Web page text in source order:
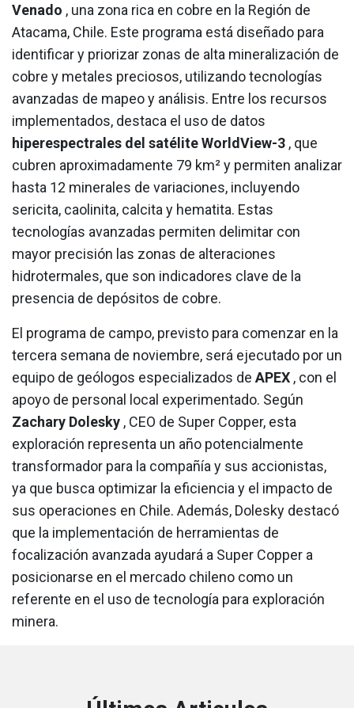
Venado , una zona rica en cobre en la Región de
Atacama, Chile. Este programa está diseñado para
identificar y priorizar zonas de alta mineralización de
cobre y metales preciosos, utilizando tecnologías
avanzadas de mapeo y análisis. Entre los recursos
implementados, destaca el uso de datos
hiperespectrales del satélite WorldView-3 , que
cubren aproximadamente 79 km² y permiten analizar
hasta 12 minerales de variaciones, incluyendo
sericita, caolinita, calcita y hematita. Estas
tecnologías avanzadas permiten delimitar con
mayor precisión las zonas de alteraciones
hidrotermales, que son indicadores clave de la
presencia de depósitos de cobre.
El programa de campo, previsto para comenzar en la
tercera semana de noviembre, será ejecutado por un
equipo de geólogos especializados de APEX , con el
apoyo de personal local experimentado. Según
Zachary Dolesky , CEO de Super Copper, esta
exploración representa un año potencialmente
transformador para la compañía y sus accionistas,
ya que busca optimizar la eficiencia y el impacto de
sus operaciones en Chile. Además, Dolesky destacó
que la implementación de herramientas de
focalización avanzada ayudará a Super Copper a
posicionarse en el mercado chileno como un
referente en el uso de tecnología para exploración
minera.